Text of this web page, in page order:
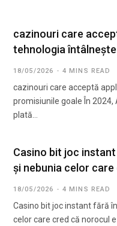
cazinouri care
tehnologia
18/05/2026 4 MINS READ
cazinouri care acceptă
promisiunile goale În
plată…
Casino bit joc
și nebunia celor
18/05/2026 4 MINS READ
Casino bit joc instant fără
celor care cred că norocul